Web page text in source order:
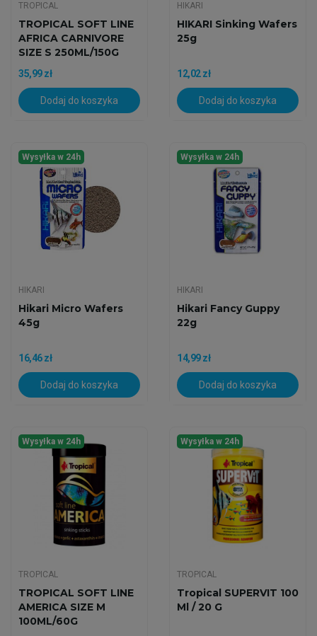
TROPICAL
TROPICAL SOFT LINE
AFRICA CARNIVORE
SIZE S 250ML/150G
35,99 zł
Dodaj do koszyka
HIKARI
HIKARI Sinking Wafers
25g
12,02 zł
Dodaj do koszyka
Wysyłka w 24h
HIKARI
Hikari Micro Wafers
45g
16,46 zł
Dodaj do koszyka
Wysyłka w 24h
HIKARI
Hikari Fancy Guppy
22g
14,99 zł
Dodaj do koszyka
Wysyłka w 24h
TROPICAL
TROPICAL SOFT LINE
AMERICA SIZE M
100ML/60G
Wysyłka w 24h
TROPICAL
Tropical SUPERVIT 100
Ml / 20 G